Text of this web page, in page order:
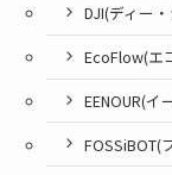
DJI(ディー
EcoFlow(エ
EENOUR(イ
FOSSiBOT(